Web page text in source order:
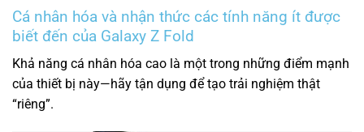
Cá nhân hóa và nhận thức các tính năng ít được
biết đến của Galaxy Z Fold
Khả năng cá nhân hóa cao là một trong những điểm mạnh
của thiết bị này—hãy tận dụng để tạo trải nghiệm thật
“riêng”.